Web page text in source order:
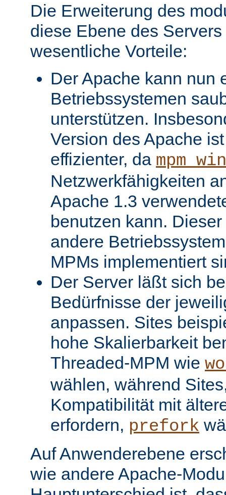
Die Erweiterung des
diese Ebene des
wesentliche Vorteile:
Der Apache kann nun
Betriebssystemen
unterstützen.
Version des Apache
effizienter, da
Netzwerkfähigkeiten
Apache 1.3
benutzen kann.
andere
MPMs implementiert
Der Server läßt sich
Bedürfnisse der
anpassen. Sites
hohe Skalierbarkeit
Threaded-MPM wie
wählen, während
Kompatibilität mit
erfordern, prefork
Auf Anwenderebene
wie andere Apache-